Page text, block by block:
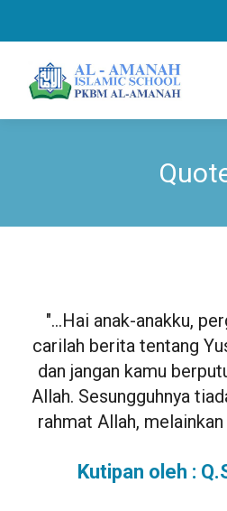
"...Hai anak-anakku,
carilah berita tentang
dan jangan kamu
Allah. Sesungguhnya
rahmat Allah, melainkan
Kutipan oleh :